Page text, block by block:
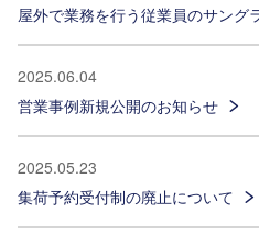
屋外で業務を行う従業員のサング
2025.06.04
営業事例新規公開のお知らせ
2025.05.23
集荷予約受付制の廃止について